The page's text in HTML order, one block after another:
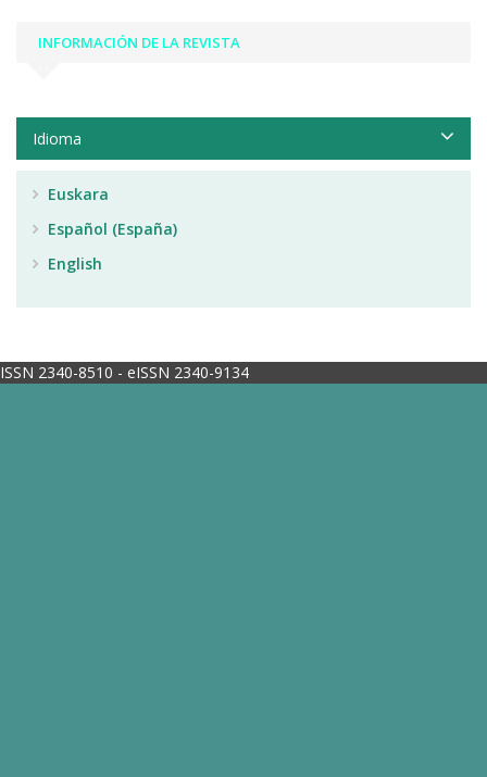
INFORMACIÓN DE LA REVISTA
Idioma
Euskara
Español (España)
English
ISSN 2340-8510 - eISSN 2340-9134